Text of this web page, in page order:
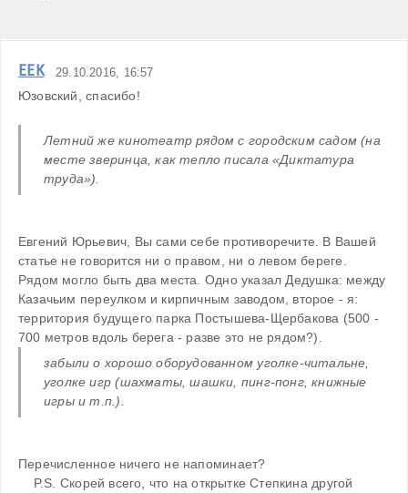
ЕЕК 29.10.2016, 16:57
Юзовский, спасибо!
Летний же кинотеатр рядом с городским садом (на
месте зверинца, как тепло писала «Диктатура
труда»).
Евгений Юрьевич, Вы сами себе противоречите. В Вашей
статье не говорится ни о правом, ни о левом береге.
Рядом могло быть два места. Одно указал Дедушка: между
Казачьим переулком и кирпичным заводом, второе - я:
территория будущего парка Постышева-Щербакова (500 -
забыли о хорошо оборудованном уголке-читальне,
уголке игр (шахматы, шашки, пинг-понг, книжные
игры и т.п.).
Перечисленное ничего не напоминает?